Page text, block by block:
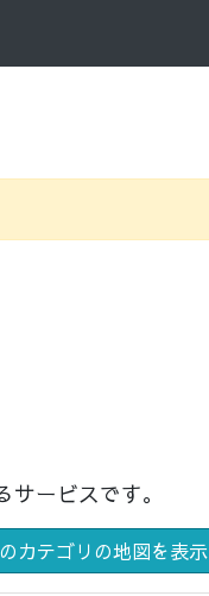
ービスです。
カテゴリの地図を表示